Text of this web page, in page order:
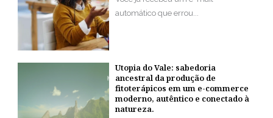
automático que errou...
Utopia do Vale: sabedoria
ancestral da produção de
fitoterápicos em um e-commerce
moderno, autêntico e conectado à
natureza.